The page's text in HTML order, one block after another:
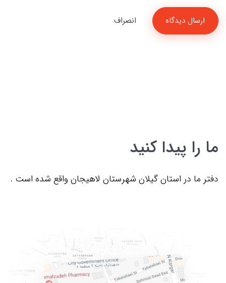
ارسال دیدگاه انصراف
ما را پیدا کنید
دفتر ما در استان گیلان شهرستان لاهیجان واقع شده است .